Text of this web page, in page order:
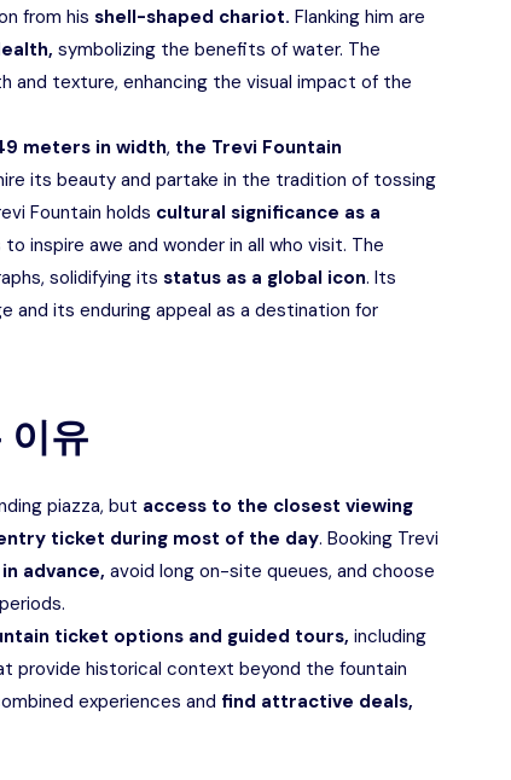
from his shell-shaped chariot. Flanking him are
symbolizing the benefits of water. The
and texture, enhancing the visual impact of the
meters in width, the Trevi Fountain
its beauty and partake in the tradition of tossing
Fountain holds cultural significance as a
inspire awe and wonder in all who visit. The
solidifying its status as a global icon. Its
and its enduring appeal as a destination for
이유
piazza, but access to the closest viewing
ticket during most of the day. Booking Trevi
advance, avoid long on-site queues, and choose
ticket options and guided tours, including
provide historical context beyond the fountain
experiences and find attractive deals,